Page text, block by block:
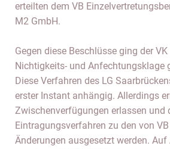
erteilten dem VB
M2 GmbH.
Gegen diese Beschlüsse ging der
Nichtigkeits- und Anfechtungsklage
Diese Verfahren des LG
erster Instant anhängig. Allerdings
Zwischenverfügungen erlassen und
Eintragungsverfahren zu den von
Änderungen ausgesetzt werden. Auf